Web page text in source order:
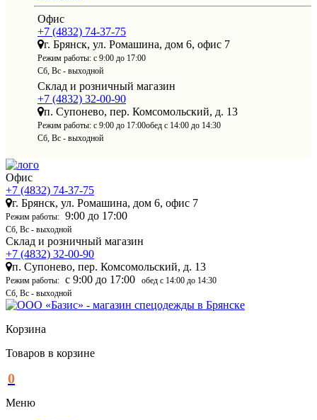
Офис
+7 (4832) 74-37-75
г. Брянск, ул. Ромашина, дом 6, офис 7
Режим работы: с 9:00 до 17:00
Сб, Вс - выходной
Склад и розничный магазин
+7 (4832) 32-00-90
п. Супонево, пер. Комсомольский, д. 13
Режим работы: с 9:00 до 17:00обед с 14:00 до 14:30
Сб, Вс - выходной
Офис
+7 (4832) 74-37-75
г. Брянск, ул. Ромашина, дом 6, офис 7
Режим работы: 9:00 до 17:00
Сб, Вс - выходной
Склад и розничный магазин
+7 (4832) 32-00-90
п. Супонево, пер. Комсомольский, д. 13
Режим работы: с 9:00 до 17:00
обед с 14:00 до 14:30
Сб, Вс - выходной
Корзина
Товаров в корзине
0
Меню